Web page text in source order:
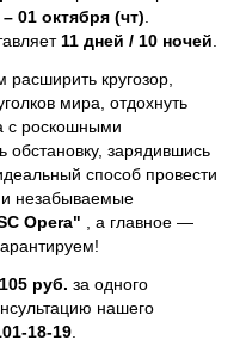
01 октября (чт)
11 дней / 10 ночей
кругозор,
мира, отдохнуть
с роскошными
обстановку, зарядившись
способ провести
незабываемые
Opera"
, a главное —
руб. за одного
нашего
18-19